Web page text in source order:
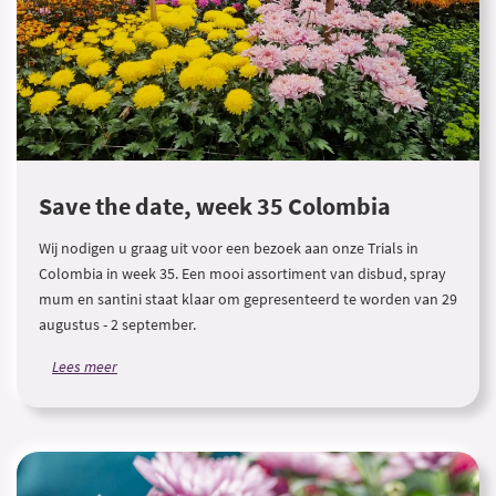
Save the date, week 35 Colombia
Wij nodigen u graag uit voor een bezoek aan onze Trials in
Colombia in week 35. Een mooi assortiment van disbud, spray
mum en santini staat klaar om gepresenteerd te worden van 29
augustus - 2 september.
Lees meer